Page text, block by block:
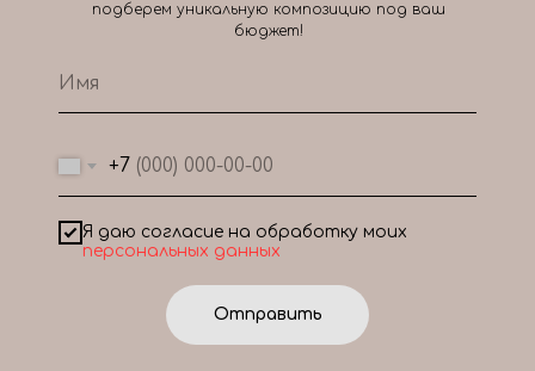
+7
Я даю согласие на обработку моих
персональных данных
Отправить
подберем уникальную композицию под ваш
бюджет!